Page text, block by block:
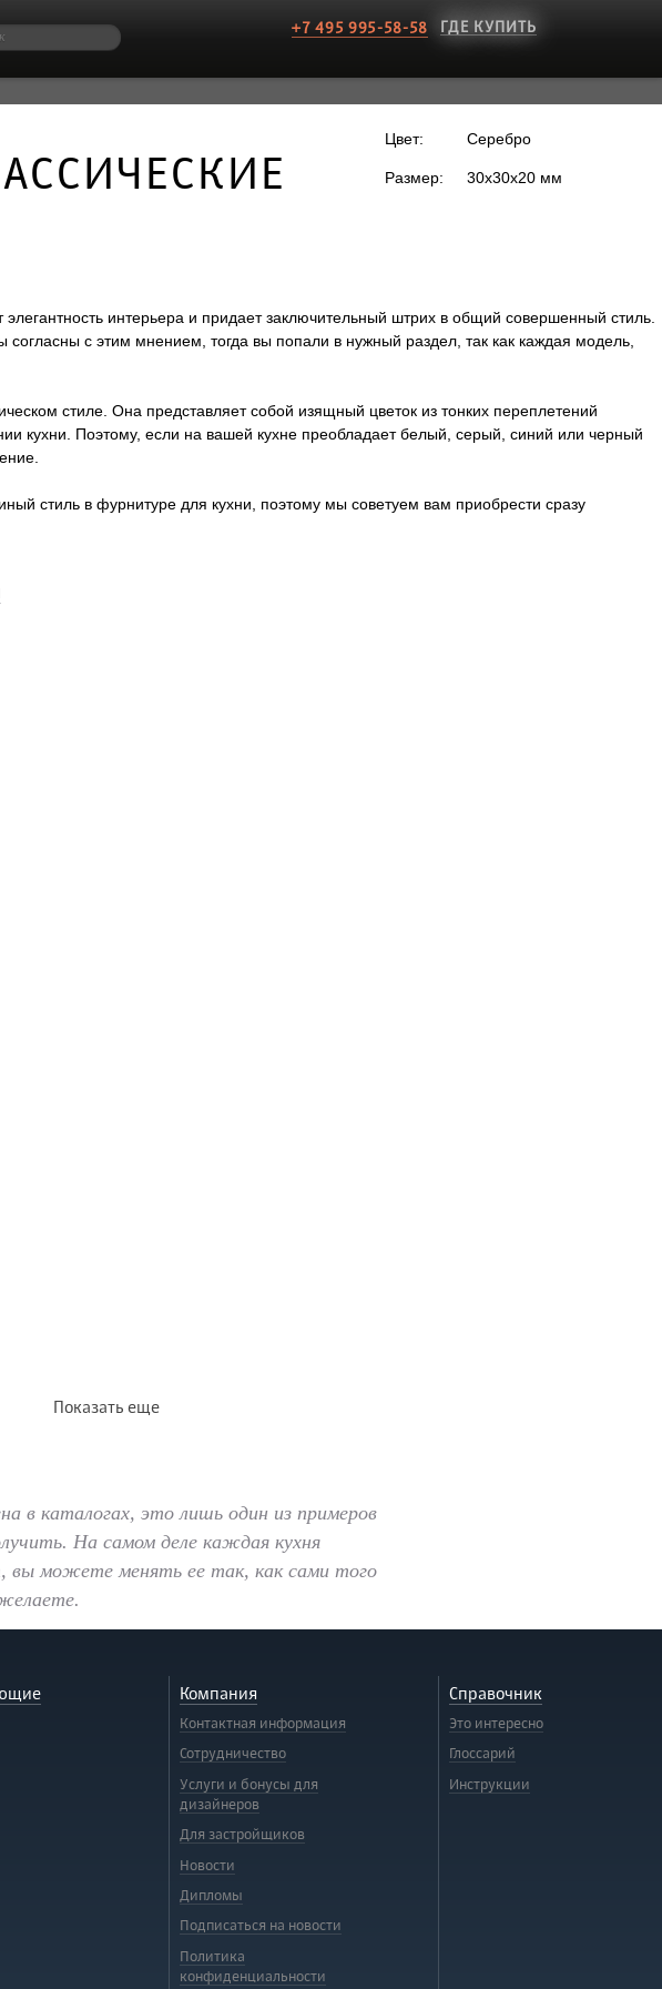
+7 495 995-58-58 ГДЕ КУПИТЬ
Цвет: Серебро
Размер: 30x30x20 мм
интерьера и придает заключительный штрих в общий совершенный стиль.
с этим мнением, тогда вы попали в нужный раздел, так как каждая модель,
стиле. Она представляет собой изящный цветок из тонких переплетений
кухни. Поэтому, если на вашей кухне преобладает белый, серый, синий или черный
стиль в фурнитуре для кухни, поэтому мы советуем вам приобрести сразу
Показать еще
в каталогах, это лишь один из примеров
На самом деле каждая кухня
вы можете менять ее так, как сами того
Компания
Контактная информация
Сотрудничество
Услуги и бонусы для
дизайнеров
Для застройщиков
Новости
Дипломы
Подписаться на новости
Политика
конфиденциальности
Справочник
Это интересно
Глоссарий
Инструкции